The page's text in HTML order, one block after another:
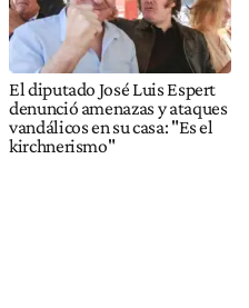
El diputado José Luis Espert
denunció amenazas y ataques
vandálicos en su casa: "Es el
kirchnerismo"